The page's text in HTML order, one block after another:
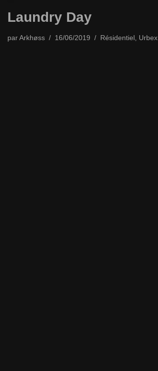
Laundry Day
parArkhøss 16/06/2019 Résidentiel, Urbex